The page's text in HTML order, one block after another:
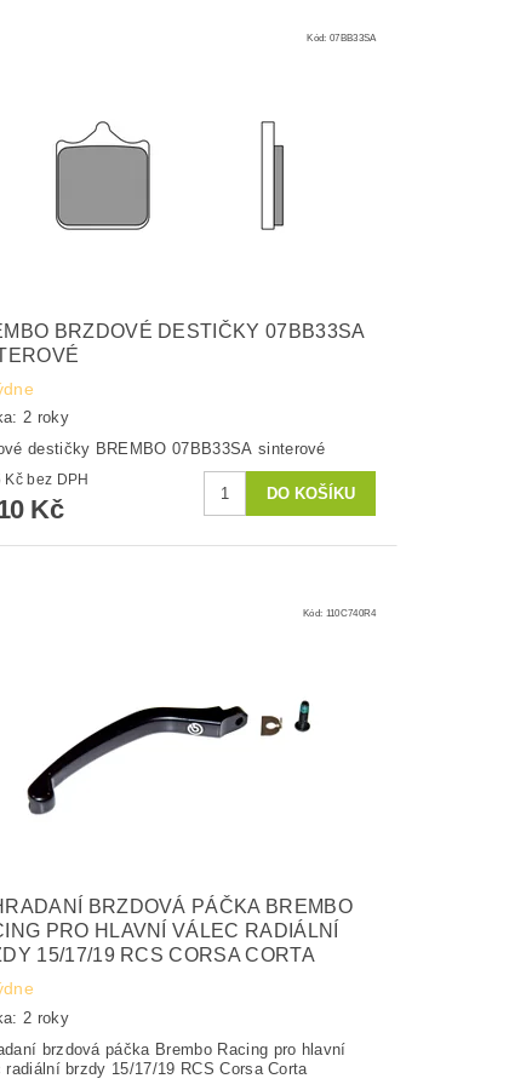
Kód:07BB33SA
BRZDOVÉ DESTIČKY 07BB33SA
2 roky
destičky BREMBO 07BB33SA sinterové
1 165 Kč bez DPH
Kč
Kód: 110C740R4
BRZDOVÁ PÁČKA BREMBO
PRO HLAVNÍ VÁLEC RADIÁLNÍ
15/17/19 RCS CORSA CORTA
2 roky
brzdová páčka Brembo Racing pro hlavní
radiální brzdy 15/17/19 RCS Corsa Corta